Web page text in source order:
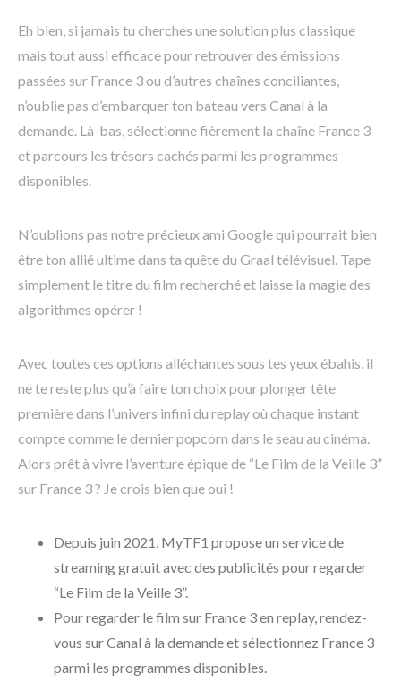
Eh bien, si jamais tu cherches une solution plus classique
mais tout aussi efficace pour retrouver des émissions
passées sur France 3 ou d’autres chaînes conciliantes,
n’oublie pas d’embarquer ton bateau vers Canal à la
demande. Là-bas, sélectionne fièrement la chaîne France 3
et parcours les trésors cachés parmi les programmes
disponibles.
N’oublions pas notre précieux ami Google qui pourrait bien
être ton allié ultime dans ta quête du Graal télévisuel. Tape
simplement le titre du film recherché et laisse la magie des
algorithmes opérer !
Avec toutes ces options alléchantes sous tes yeux ébahis, il
ne te reste plus qu’à faire ton choix pour plonger tête
première dans l’univers infini du replay où chaque instant
compte comme le dernier popcorn dans le seau au cinéma.
Alors prêt à vivre l’aventure épique de “Le Film de la Veille 3”
sur France 3 ? Je crois bien que oui !
Depuis juin 2021, MyTF1 propose un service de
streaming gratuit avec des publicités pour regarder
“Le Film de la Veille 3”.
Pour regarder le film sur France 3 en replay, rendez-
vous sur Canal à la demande et sélectionnez France 3
parmi les programmes disponibles.